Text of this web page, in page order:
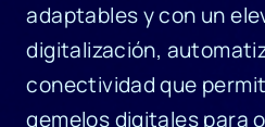
adaptables y con un
digitalización,
conectividad que
gemelos digitales para